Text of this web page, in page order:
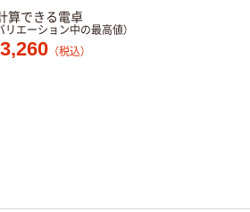
算できる電卓
リエーション中の最高値）
（税込）